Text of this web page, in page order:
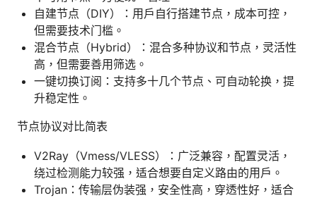
自建节点（DIY）：用户自行搭建节点，成本可控，
但需要技术门槛。
混合节点（Hybrid）：混合多种协议和节点，灵活性
高，但需要善用筛选。
一键切换订阅：支持多十几个节点、可自动轮换，提
升稳定性。
节点协议对比简表
V2Ray（Vmess/VLESS）：广泛兼容，配置灵活，
绕过检测能力较强，适合想要自定义路由的用户。
Trojan：传输层伪装强，安全性高，穿透性好，适合